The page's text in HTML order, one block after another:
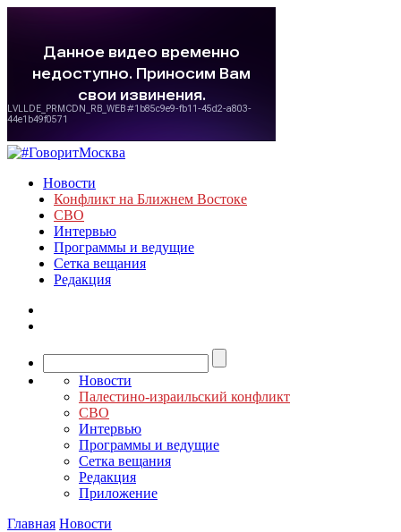
Новости
Конфликт на Ближнем Востоке
СВО
Интервью
Программы и ведущие
Сетка вещания
Редакция
Новости
Палестино-израильский конфликт
СВО
Интервью
Программы и ведущие
Сетка вещания
Редакция
Приложение
Главная Новости